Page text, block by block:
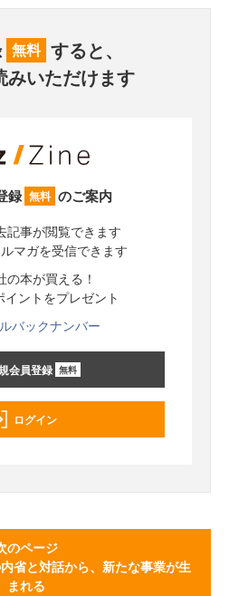
無料 すると、
みいただけます
録 無料 のご案内
記事が閲覧できます
マガを受信できます
の本が買える！
ントをプレゼント
バックナンバー
会員登録 無料
ログイン
のページ
省と対話から、新たな事業が生
まれる